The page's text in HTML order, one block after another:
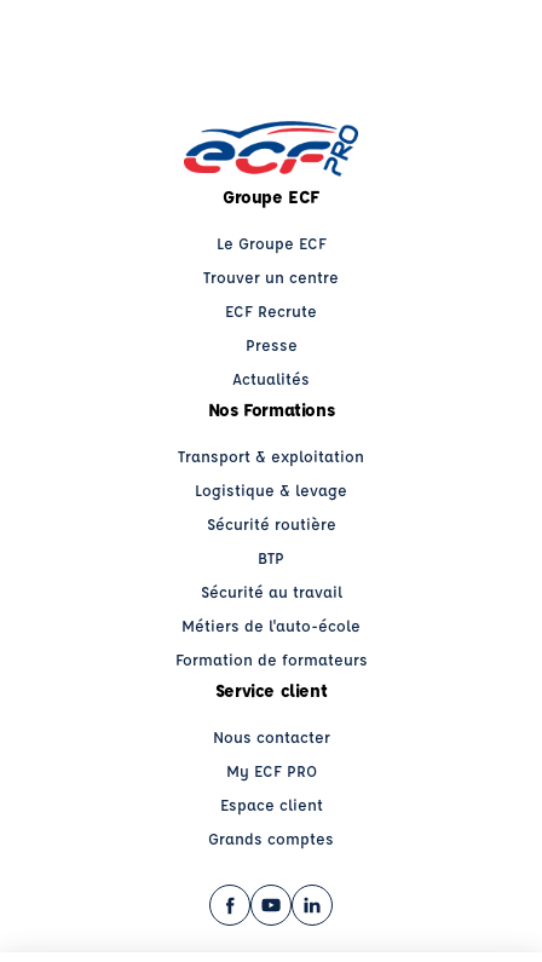
Groupe ECF
Le Groupe ECF
Trouver un centre
ECF Recrute
Presse
Actualités
Nos Formations
Transport & exploitation
Logistique & levage
Sécurité routière
BTP
Sécurité au travail
Métiers de l'auto-école
Formation de formateurs
Service client
Nous contacter
My ECF PRO
Espace client
Grands comptes
Facebook (nouvelle fenêtre)
YouTube (nouvelle fenêtre)
LinkedIn (nouvelle fenêtre)